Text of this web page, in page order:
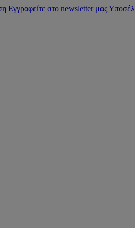
Εγγραφείτε στο newsletter μας